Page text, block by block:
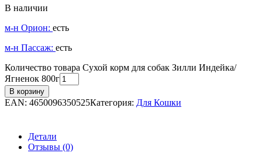
В наличии
м-н Орион: есть
м-н Пассаж: есть
Количество товара Сухой корм для собак Зилли Индейка/
Ягненок 800г
В корзину
EAN: 4650096350525Категория: Для Кошки
Детали
Отзывы (0)